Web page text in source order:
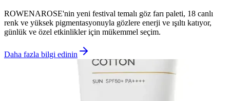
ROWENAROSE'nin yeni festival temalı göz farı paleti, 18 canlı
renk ve yüksek pigmentasyonuyla gözlere enerji ve ışıltı katıyor,
günlük ve özel etkinlikler için mükemmel seçim.
Daha fazla bilgi edinin